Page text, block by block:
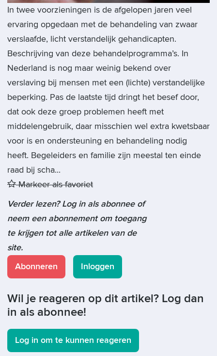
In twee voorzieningen is de afgelopen jaren veel
ervaring opgedaan met de behandeling van zwaar
verslaafde, licht verstandelijk gehandicapten.
Beschrijving van deze behandelprogramma’s. In
Nederland is nog maar weinig bekend over
verslaving bij mensen met een (lichte) verstandelijke
beperking. Pas de laatste tijd dringt het besef door,
dat ook deze groep problemen heeft met
middelengebruik, daar misschien wel extra kwetsbaar
voor is en ondersteuning en behandeling nodig
heeft. Begeleiders en familie zijn meestal ten einde
raad bij scha...
Markeer als favoriet
Verder lezen? Log in als abonnee of
neem een abonnement om toegang
te krijgen tot alle artikelen van de
site.
Abonneren
Inloggen
Wil je reageren op dit artikel? Log dan
in als abonnee!
Log in om te kunnen reageren